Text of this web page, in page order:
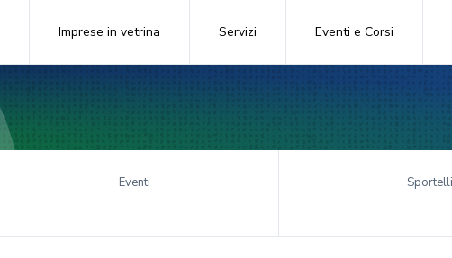
Imprese in vetrina Servizi Eventi e Corsi
Eventi Sportelli